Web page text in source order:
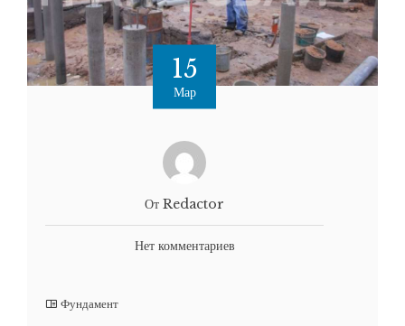
15
Мар
От Redactor
Нет комментариев
Фундамент